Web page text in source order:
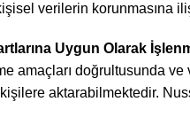
verilerin korunmasına
Uygun Olarak
amaçları doğrultusunda
aktarabilmektedir.